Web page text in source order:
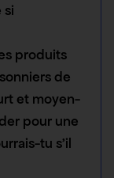
si
produits
de
et moyen-
pour une
tu s’il